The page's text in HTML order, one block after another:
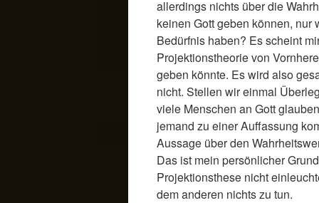
allerdings nichts über die
keinen Gott geben können,
Bedürfnis haben? Es scheint
Projektionstheorie von
geben könnte. Es wird also
nicht. Stellen wir einmal
viele Menschen an Gott
jemand zu einer Auffassung
Aussage über den
Das ist mein persönlicher
Projektionsthese nicht
dem anderen nichts zu tun.